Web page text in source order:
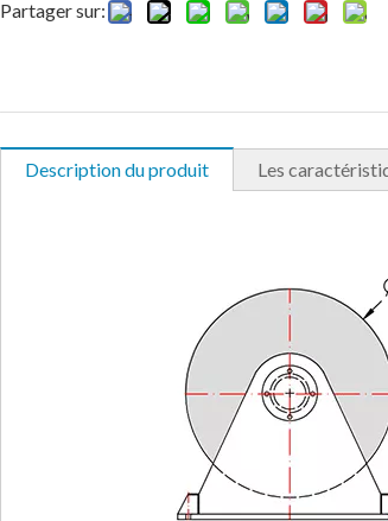
Partager sur:
Description du produit Les